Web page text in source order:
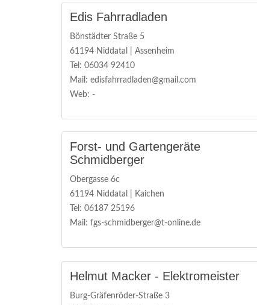
Edis Fahrradladen
Bönstädter Straße 5
61194 Niddatal | Assenheim
Tel: 06034 92410
Mail: edisfahrradladen@gmail.com
Web: -
Forst- und Gartengeräte
Schmidberger
Obergasse 6c
61194 Niddatal | Kaichen
Tel: 06187 25196
Mail: fgs-schmidberger@t-online.de
Helmut Macker - Elektromeister
Burg-Gräfenröder-Straße 3